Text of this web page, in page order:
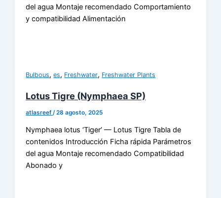
del agua Montaje recomendado Comportamiento
y compatibilidad Alimentación
Bulbous,es, Freshwater, Freshwater Plants
Lotus Tigre (Nymphaea SP)
atlasreef /28 agosto, 2025
Nymphaea lotus ‘Tiger’ — Lotus Tigre Tabla de
contenidos Introducción Ficha rápida Parámetros
del agua Montaje recomendado Compatibilidad
Abonado y